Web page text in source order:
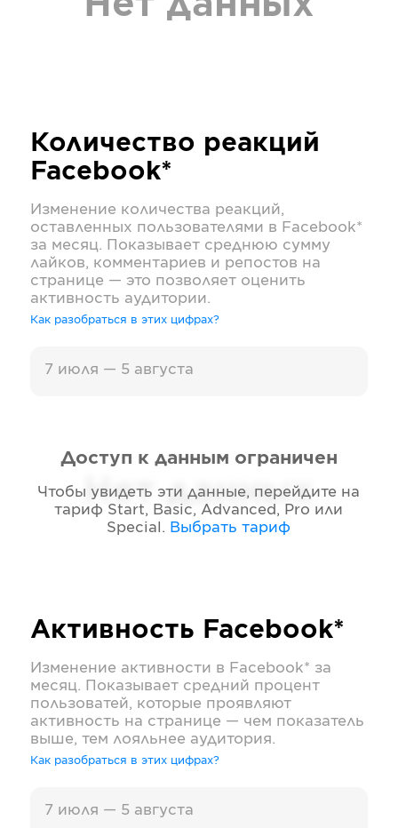
Количество реакций
Facebook*
Изменение количества реакций,
оставленных пользователями в Facebook*
за месяц. Показывает среднюю сумму
лайков, комментариев и репостов на
странице — это позволяет оценить
активность аудитории.
Как разобраться в этих цифрах?
7 июля — 5 августа
Нет данных
Доступ к данным ограничен
Чтобы увидеть эти данные, перейдите на
тариф Start, Basic, Advanced, Pro или
Special . Выбрать тариф
Активность Facebook*
Изменение активности в Facebook* за
месяц. Показывает средний процент
пользоватей, которые проявляют
активность на странице — чем показатель
выше, тем лояльнее аудитория.
Как разобраться в этих цифрах?
7 июля — 5 августа